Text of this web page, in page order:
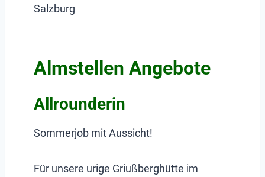
Salzburg
Almstellen Angebote
Allrounderin
Sommerjob mit Aussicht!
Für unsere urige Griußberghütte im